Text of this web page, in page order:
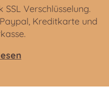
Verschlüsselung.
Kreditkarte und